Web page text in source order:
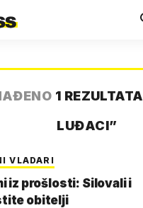
1 REZULTATA
LUĐACI”
VLADARI
iz prošlosti: Silovali i
obitelji